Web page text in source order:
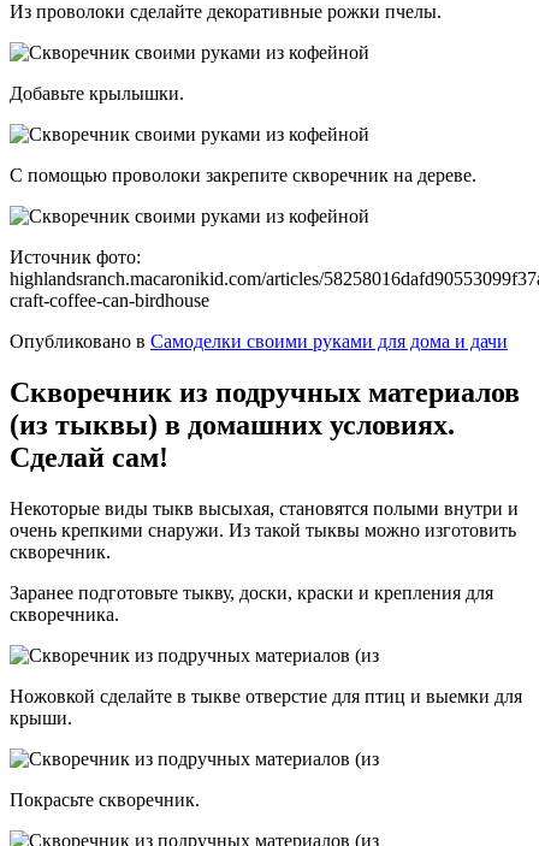
Из проволоки сделайте декоративные рожки пчелы.
Добавьте крылышки.
С помощью проволоки закрепите скворечник на дереве.
Источник фото:
highlandsranch.macaronikid.com/articles/
craft-coffee-can-birdhouse
Опубликовано в Самоделки своими руками для дома и дачи
Скворечник из подручных материалов
(из тыквы) в домашних условиях.
Сделай сам!
Некоторые виды тыкв высыхая, становятся полыми внутри и
очень крепкими снаружи. Из такой тыквы можно изготовить
скворечник.
Заранее подготовьте тыкву, доски, краски и крепления для
скворечника.
Ножовкой сделайте в тыкве отверстие для птиц и выемки для
крыши.
Покрасьте скворечник.